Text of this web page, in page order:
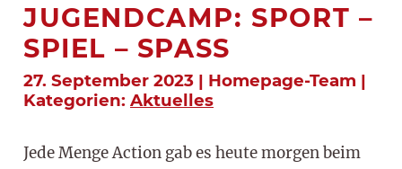
JUGENDCAMP: SPORT –
SPIEL – SPASS
27. September 2023 | Homepage-Team |
Kategorien: Aktuelles
Jede Menge Action gab es heute morgen beim